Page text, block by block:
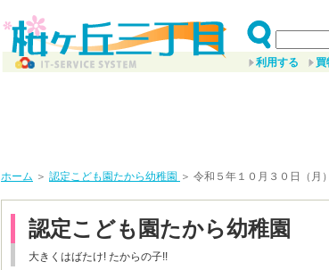
利用する 買
ホーム ＞ 認定こども園たから幼稚園 ＞ 令和５年１０月３０日（月）
認定こども園たから幼稚園
大きくはばたけ! たからの子!!